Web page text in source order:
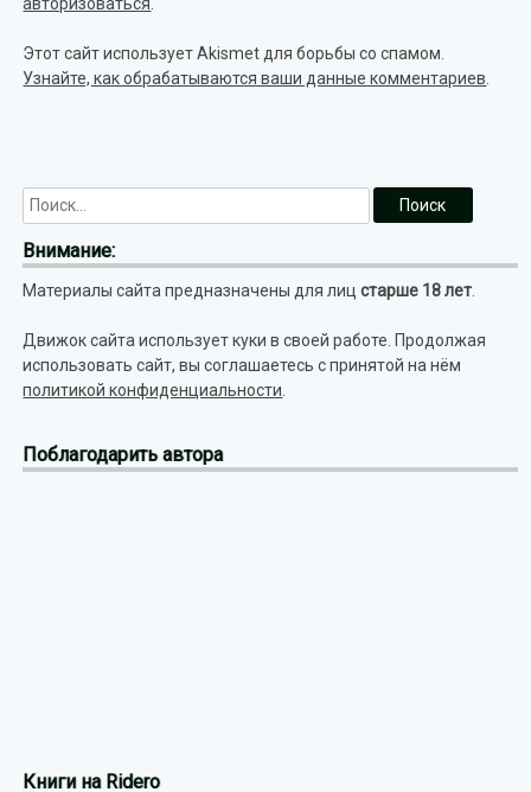
Этот сайт использует Akismet для борьбы со спамом.
Узнайте, как обрабатываются ваши данные комментариев
Внимание:
Материалы сайта предназначены для лицстарше 18 лет
Движок сайта использует куки в своей работе. Продолжая
использовать сайт, вы соглашаетесь с принятой на нём
политикой конфиденциальности
Поблагодарить автора
Книги на Ridero